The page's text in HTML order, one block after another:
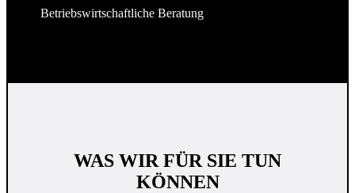
Betriebswirtschaftliche Beratung
WAS WIR FÜR SIE TUN
KÖNNEN